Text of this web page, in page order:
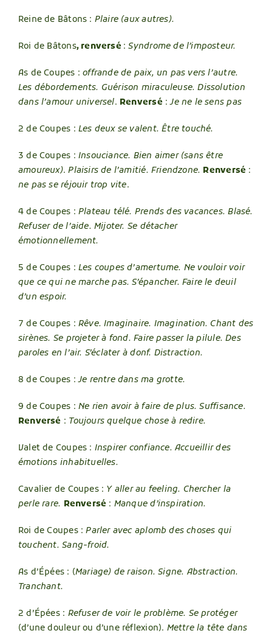
Reine de Bâtons : Plaire (aux autres).
Roi de Bâtons, renversé :Syndrome de l’imposteur.
As de Coupes : offrande de paix, un pas vers l’autre.
Les débordements. Guérison miraculeuse. Dissolution
dans l’amour universel. Renversé:Je ne le sens pas
2 de Coupes : Les deux se valent. Être touché.
3 de Coupes : Insouciance. Bien aimer (sans être
amoureux).Plaisirs de l’amitié. Friendzone. Renversé :
ne pas se réjouir trop vite.
4 de Coupes : Plateau télé. Prends des vacances. Blasé.
Refuser de l’aide. Mijoter. Se détacher
émotionnellement.
5 de Coupes : Les coupes d’amertume. Ne vouloir voir
que ce qui ne marche pas. S’épancher. Faire le deuil
d’un espoir.
7 de Coupes : Rêve. Imaginaire. Imagination. Chant des
sirènes. Se projeter à fond. Faire passer la pilule. Des
paroles en l’air. S’éclater à donf. Distraction.
8 de Coupes :Je rentre dans ma grotte.
9 de Coupes : Ne rien avoir à faire de plus. Suffisance.
Renversé : Toujours quelque chose à redire.
Valet de Coupes : Inspirer confiance. Accueillir des
émotions inhabituelles.
Cavalier de Coupes : Y aller au feeling. Chercher la
perle rare. Renversé : Manque d’inspiration.
Roi de Coupes : Parler avec aplomb des choses qui
touchent. Sang-froid.
As d’Épées : (Mariage) de raison. Signe. Abstraction.
Tranchant.
2 d’Épées : Refuser de voir le problème. Se protéger
(d’une douleur ou d’une réflexion). Mettre la tête dans